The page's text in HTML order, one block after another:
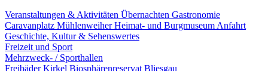
Veranstaltungen & Aktivitäten Übernachten Gastronomie
Caravanplatz MühlenweiherHeimat- und Burgmuseum Anfahrt
Geschichte, Kultur & Sehenswertes
Freizeit und Sport
Mehrzweck- / Sporthallen
Freibäder Kirkel Biosphärenreservat Bliesgau